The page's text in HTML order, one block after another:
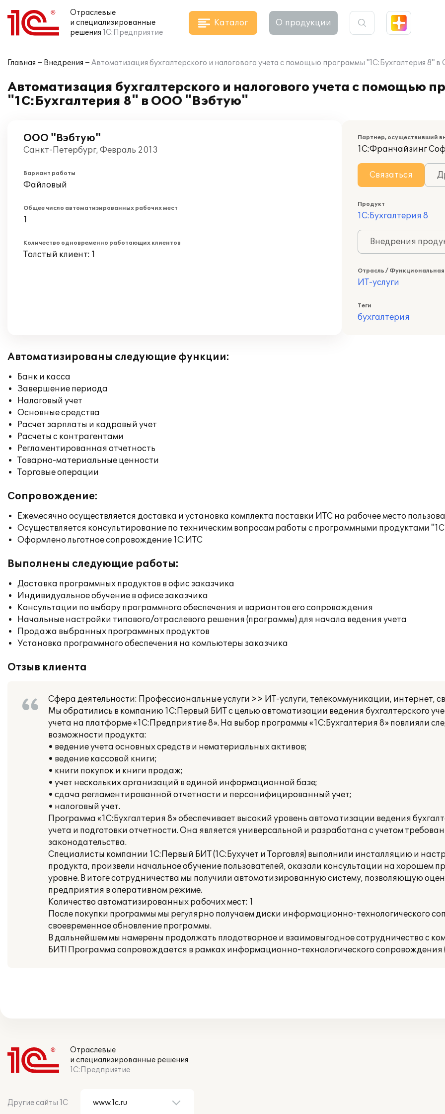
Отраслевые
и специализированные
решения 1С:Предприятие
Каталог О продукции
Главная Внедрения Автоматизация бухгалтерского и налогового учета с помощью программы "1С:Бухгалтерия 8"
Автоматизация бухгалтерского и налогового учета с помощью
"1С:Бухгалтерия 8" в ООО "Вэбтую"
ООО "Вэбтую"
Санкт-Петербург, Февраль 2013
Вариант работы
Файловый
Общее число автоматизированных рабочих мест
1
Количество одновременно работающих клиентов
Толстый клиент: 1
Партнер, осуществивший
1С:Франчайзинг
Связаться
Продукт
1С:Бухгалтерия 8
Внедрения
Отрасль / Функциональная
ИТ-услуги
Теги
бухгалтерия
Автоматизированы следующие функции:
Банк и касса
Завершение периода
Налоговый учет
Основные средства
Расчет зарплаты и кадровый учет
Расчеты с контрагентами
Регламентированная отчетность
Товарно-материальные ценности
Торговые операции
Сопровождение:
Ежемесячно осуществляется доставка и установка комплекта поставки ИТС на рабочее место
Осуществляется консультирование по техническим вопросам работы с программными продуктами
Оформлено льготное сопровождение 1С:ИТС
Выполнены следующие работы:
Доставка программных продуктов в офис заказчика
Индивидуальное обучение в офисе заказчика
Консультации по выбору программного обеспечения и вариантов его сопровождения
Начальные настройки типового/отраслевого решения (программы) для начала ведения учета
Продажа выбранных программных продуктов
Установка программного обеспечения на компьютеры заказчика
Отзыв клиента
Сфера деятельности: Профессиональные услуги >> ИТ-услуги, телекоммуникации, интернет,
Мы обратились в компанию 1С:Первый БИТ с целью автоматизации ведения бухгалтерского
учета на платформе «1С:Предприятие 8». На выбор программы «1С:Бухгалтерия 8» повлияли
возможности продукта:
• ведение учета основных средств и нематериальных активов;
• ведение кассовой книги;
• книги покупок и книги продаж;
• учет нескольких организаций в единой информационной базе;
• сдача регламентированной отчетности и персонифицированный учет;
• налоговый учет.
Программа «1С:Бухгалтерия 8» обеспечивает высокий уровень автоматизации ведения
учета и подготовки отчетности. Она является универсальной и разработана с учетом
законодательства.
Специалисты компании 1С:Первый БИТ (1С:Бухучет и Торговля) выполнили инсталляцию и
продукта, произвели начальное обучение пользователей, оказали консультации на хорошем
уровне. В итоге сотрудничества мы получили автоматизированную систему, позволяющую
предприятия в оперативном режиме.
Количество автоматизированных рабочих мест: 1
После покупки программы мы регулярно получаем диски информационно-технологического
своевременное обновление программы.
В дальнейшем мы намерены продолжать плодотворное и взаимовыгодное сотрудничество с
БИТ! Программа сопровождается в рамках информационно-технологического сопровождения
Отраслевые
и специализированные решения
1С:Предприятие
Другие сайты 1С